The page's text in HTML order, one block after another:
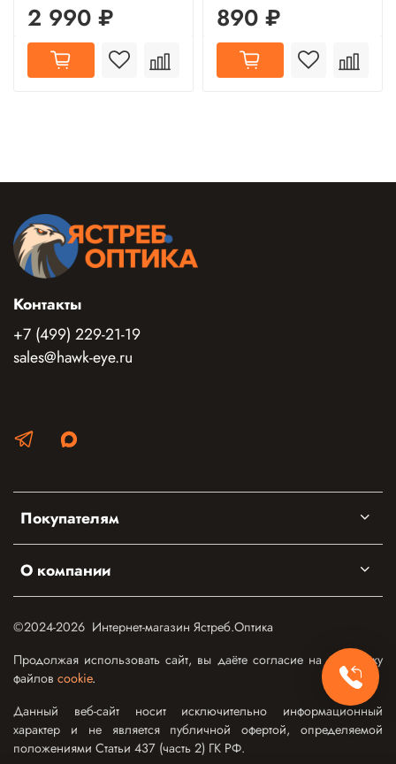
2 990 ₽ 890 ₽
Покупателям
О компании
Контакты
+7 (499) 229-21-19
sales@hawk-eye.ru
©2024-2026 Интернет-магазин Ястреб.Оптика
Продолжая использовать сайт, вы даёте согласие на обработку
файлов cookie.
Данный веб-сайт носит исключительно информационный
характер и не является публичной офертой, определяемой
положениями Статьи 437 (часть 2) ГК РФ.